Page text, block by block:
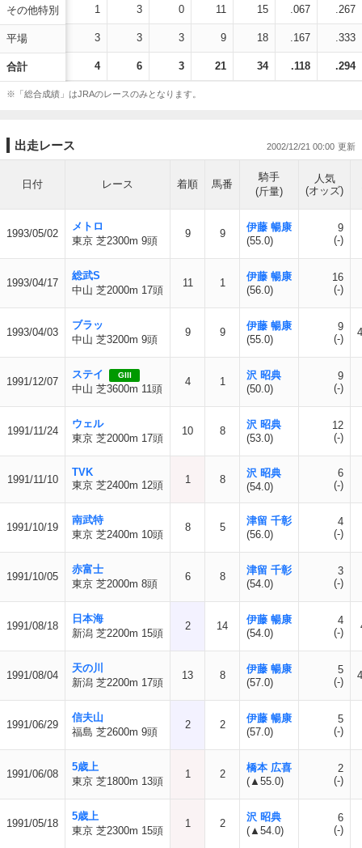
その他特別
平場
合計
1 3 0 11 15 .067 .267
3 3 3 9 18 .167 .333
4 6 3 21 34 .118 .294
※「総合成績」はJRAのレースのみとなります。
出走レース 2002/12/21 00:00
日付 レース 着順 馬番
騎手
(斤量)
人気
(オッズ)
1993/05/02
メトロ
東京 芝2300m 9頭
9 9
伊藤 暢康
(55.0)
9
(-)
1993/04/17
総武S
中山 芝2000m 17頭
11 1
伊藤 暢康
(56.0)
16
(-)
1993/04/03
ブラッ
中山 芝3200m 9頭
9 9
伊藤 暢康
(55.0)
9
(-)
1991/12/07
ステイ GIII
中山 芝3600m 11頭
4 1
沢 昭典
(50.0)
9
(-)
1991/11/24
ウェル
東京 芝2000m 17頭
10 8
沢 昭典
(53.0)
12
(-)
1991/11/10
TVK
東京 芝2400m 12頭
1 8
沢 昭典
(54.0)
6
(-)
1991/10/19
南武特
東京 芝2400m 10頭
8 5
津留 千彰
(56.0)
4
(-)
1991/10/05
赤富士
東京 芝2000m 8頭
6 8
津留 千彰
(54.0)
3
(-)
1991/08/18
日本海
新潟 芝2200m 15頭
2 14
伊藤 暢康
(54.0)
4
(-)
1991/08/04
天の川
新潟 芝2200m 17頭
13 8
伊藤 暢康
(57.0)
5
(-)
1991/06/29
信夫山
福島 芝2600m 9頭
2 2
伊藤 暢康
(57.0)
5
(-)
1991/06/08
5歳上
東京 芝1800m 13頭
1 2
橋本 広喜
(▲55.0)
2
(-)
1991/05/18
5歳上
東京 芝2300m 15頭
1 2
沢 昭典
(▲54.0)
6
(-)